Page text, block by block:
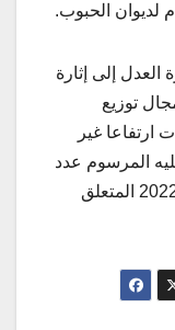
لديوان الحبوب.
العدل إلى إثارة
توزيع
ارتفاعا غير
المرسوم عدد
14 لسنة 2022 المؤرخ في 20 مارس 2022 المتعلق